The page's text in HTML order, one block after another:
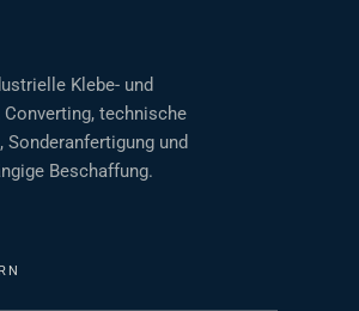
Klebe- und
technische
und
Beschaffung.